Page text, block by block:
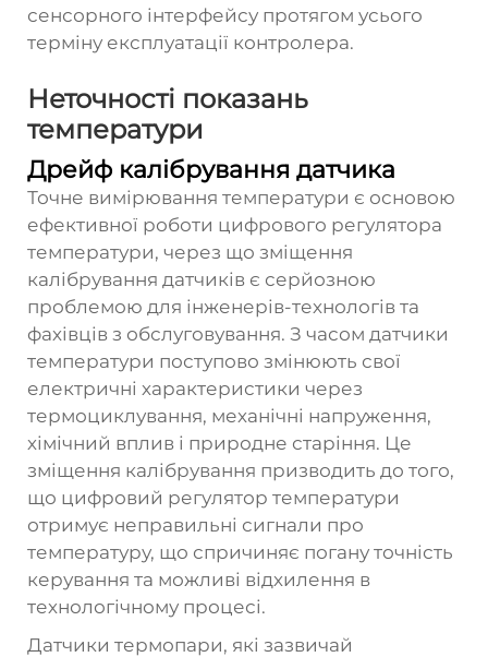
сенсорного інтерфейсу протягом усього
терміну експлуатації контролера.
Неточності показань
температури
Дрейф калібрування датчика
Точне вимірювання температури є основою
ефективної роботи цифрового регулятора
температури, через що зміщення
калібрування датчиків є серйозною
проблемою для інженерів-технологів та
фахівців з обслуговування. З часом датчики
температури поступово змінюють свої
електричні характеристики через
термоциклування, механічні напруження,
хімічний вплив і природне старіння. Це
зміщення калібрування призводить до того,
що цифровий регулятор температури
отримує неправильні сигнали про
температуру, що спричиняє погану точність
керування та можливі відхилення в
технологічному процесі.
Датчики термопари, які зазвичай